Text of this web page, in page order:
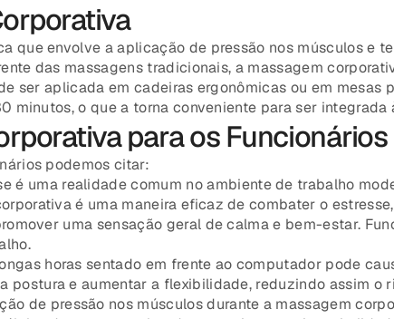
que envolve a aplicação de pressão nos músculos e
das massagens tradicionais, a massagem
ser aplicada em cadeiras ergonômicas ou em mesas
minutos, o que a torna conveniente para ser integrada
para os Funcionários
podemos citar:
é uma realidade comum no ambiente de trabalho
é uma maneira eficaz de combater o
uma sensação geral de calma e bem-estar.
horas sentado em frente ao computador pode
postura e aumentar a flexibilidade, reduzindo assim o
de pressão nos músculos durante a massagem